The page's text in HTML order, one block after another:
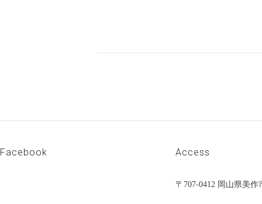
Facebook Access
〒707-0412 岡山県美